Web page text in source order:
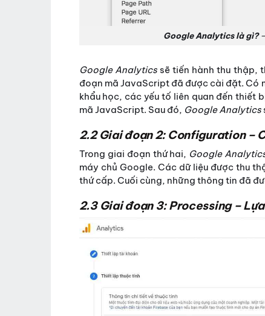
Google Analytics là gì?–
Google Analyticssẽ tiến hành thu thập,
đoạn mã JavaScript đã được cài đặt. Có
khẩu học, các yếu tố liên quan đến thiết
mã JavaScript. Sau đó, Google Analytics
2.2 Giai đoạn 2: Configuration –
Trong giai đoạn thứ hai, Google
máy chủ Google. Các dữ liệu được thu
thứ cấp. Cuối cùng, những thông tin đã
2.3 Giai đoạn 3: Processing –